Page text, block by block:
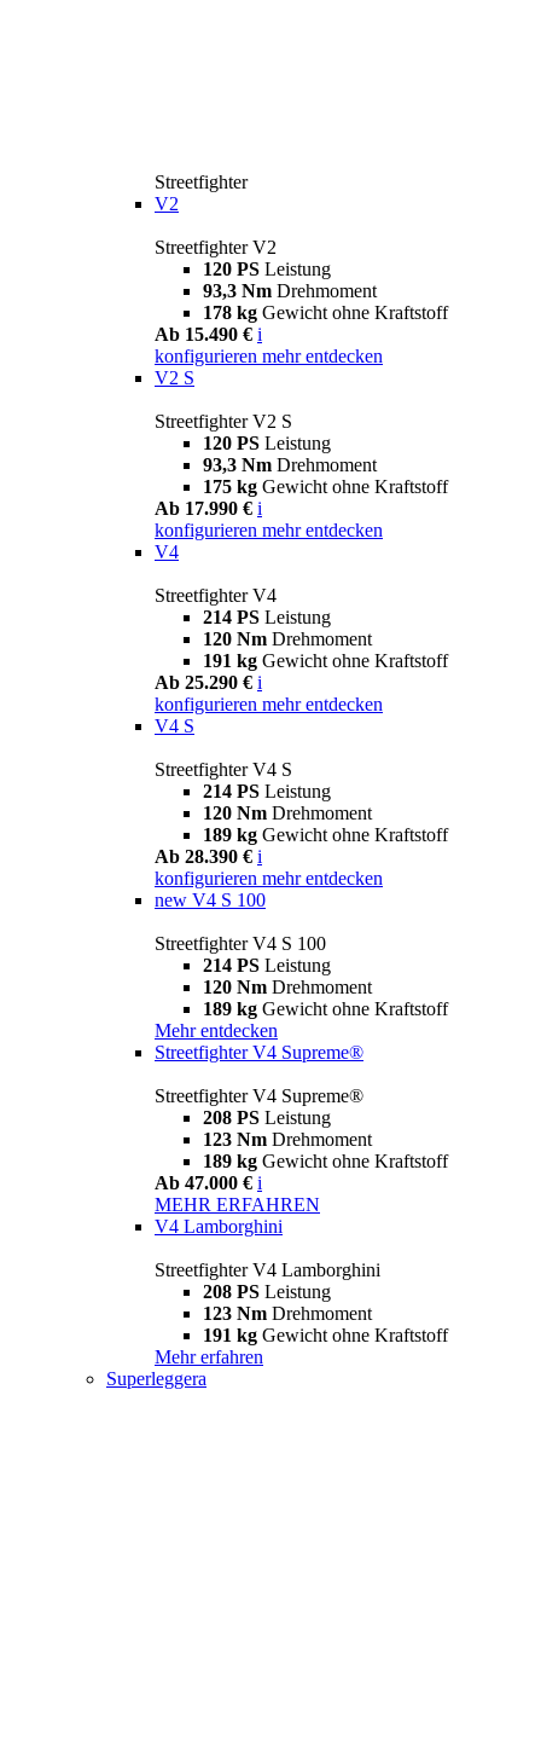
Streetfighter
V2
Streetfighter V2
120 PS Leistung
93,3 Nm Drehmoment
178 kg Gewicht ohne Kraftstoff
Ab 15.490 € i
konfigurieren mehr entdecken
V2 S
Streetfighter V2 S
120 PS Leistung
93,3 Nm Drehmoment
175 kg Gewicht ohne Kraftstoff
Ab 17.990 € i
konfigurieren mehr entdecken
V4
Streetfighter V4
214 PS Leistung
120 Nm Drehmoment
191 kg Gewicht ohne Kraftstoff
Ab 25.290 € i
konfigurieren mehr entdecken
V4 S
Streetfighter V4 S
214 PS Leistung
120 Nm Drehmoment
189 kg Gewicht ohne Kraftstoff
Ab 28.390 € i
konfigurieren mehr entdecken
new V4 S 100
Streetfighter V4 S 100
214 PS Leistung
120 Nm Drehmoment
189 kg Gewicht ohne Kraftstoff
Mehr entdecken
Streetfighter V4 Supreme®
Streetfighter V4 Supreme®
208 PS Leistung
123 Nm Drehmoment
189 kg Gewicht ohne Kraftstoff
Ab 47.000 € i
MEHR ERFAHREN
V4 Lamborghini
Streetfighter V4 Lamborghini
208 PS Leistung
123 Nm Drehmoment
191 kg Gewicht ohne Kraftstoff
Mehr erfahren
Superleggera